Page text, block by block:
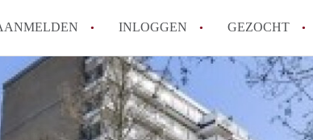
INLOGGEN GEZOCHT
How to translate
Wat is AppartementDelft?